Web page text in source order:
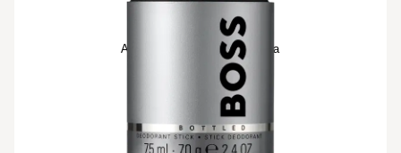
Avaa tuotekuva suurennettuna